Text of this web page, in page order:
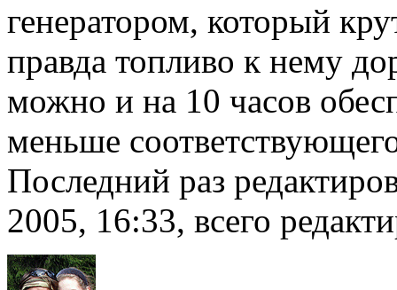
генератором, который
правда топливо к нему
можно и на 10 часов
меньше
Последний раз
2005, 16:33, всего